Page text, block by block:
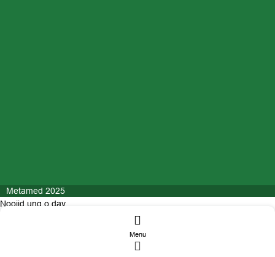
Metamed 2025
Menu
Nooijd ung o day